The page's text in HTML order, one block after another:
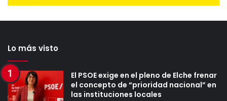
Lo más visto
El PSOE exige en el pleno de Elche frenar
el concepto de “prioridad nacional” en
las instituciones locales